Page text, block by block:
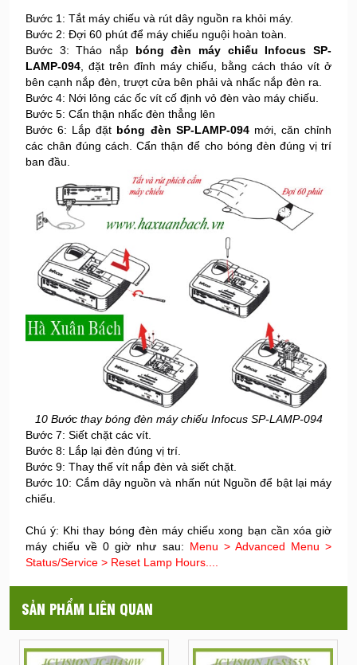
Bước 1: Tắt máy chiếu và rút dây nguồn ra khỏi máy.
Bước 2: Đợi 60 phút để máy chiếu nguội hoàn toàn.
Bước 3: Tháo nắp bóng đèn máy chiếu Infocus SP-
LAMP-094 , đặt trên đỉnh máy chiếu, bằng cách tháo vít ở
bên cạnh nắp đèn, trượt cửa bên phải và nhấc nắp đèn ra.
Bước 4: Nới lỏng các ốc vít cố định vỏ đèn vào máy chiếu.
Bước 5: Cẩn thận nhấc đèn thẳng lên
Bước 6: Lắp đặt bóng đèn SP-LAMP-094mới, căn chỉnh
các chân đúng cách. Cẩn thận để cho bóng đèn đúng vị trí
ban đầu.
10 Bước thay bóng đèn máy chiếu Infocus SP-LAMP-094
Bước 7: Siết chặt các vít.
Bước 8: Lắp lại đèn đúng vị trí.
Bước 9: Thay thế vít nắp đèn và siết chặt.
Bước 10: Cắm dây nguồn và nhấn nút Nguồn để bật lại máy
chiếu.
Chú ý: Khi thay bóng đèn máy chiếu xong bạn cần xóa giờ
máy chiếu về 0 giờ như sau: Menu > Advanced Menu >
Status/Service > Reset Lamp Hours....
SẢN PHẨM LIÊN QUAN